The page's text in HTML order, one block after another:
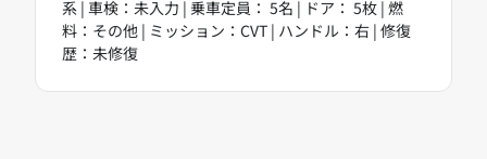
系 | 車検：未入力 | 乗車定員： 5名 | ドア： 5枚 | 燃
料：その他 | ミッション：CVT | ハンドル：右 | 修復
歴：未修復